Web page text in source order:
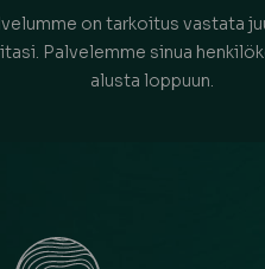
on tarkoitus vastata
Palvelemme sinua
alusta loppuun.